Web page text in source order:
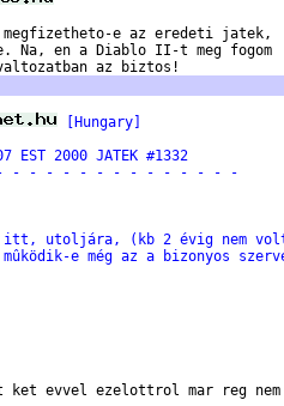
e az eredeti jatek,
Na, en a Diablo II-t meg fogom
[Hungary]
2000 JATEK #1332
- - - - - - - - - - - - - -
itt, utoljára, (kb 2 évig nem
e még az a bizonyos
ket evvel ezelottrol mar reg